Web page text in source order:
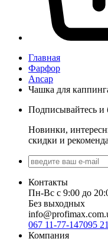
Главная
Фарфор
Ancap
Чашка для
Подписывайтесь и
Новинки,
скидки и
Контакты
Пн-Вс с 9:00 до
Без выходных
067 11-77-147095
Компания